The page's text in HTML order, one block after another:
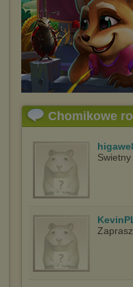
Chomikowe